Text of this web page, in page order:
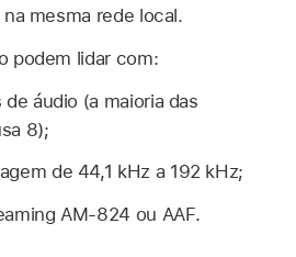
mesma rede local.
podem lidar com:
áudio (a maioria das
8);
de 44,1 kHz a 192 kHz;
AM‑824 ou AAF.